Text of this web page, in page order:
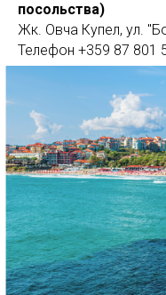
посольства)
Жк. Овча Купел, ул.
Телефон +359 87 801